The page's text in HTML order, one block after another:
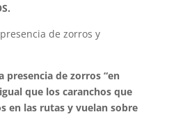
de zorros y
presencia de zorros “en
que los caranchos que
en las rutas y vuelan sobre